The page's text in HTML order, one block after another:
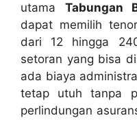
utama Tabungan
dapat memilih
dari 12 hingga
setoran yang bisa
ada biaya
tetap utuh tanpa
perlindungan